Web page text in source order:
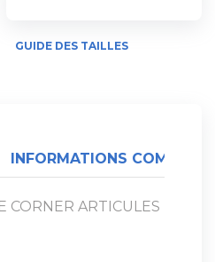
GUIDE DES TAILLES
INFORMATIONS
CORNER ARTICULES